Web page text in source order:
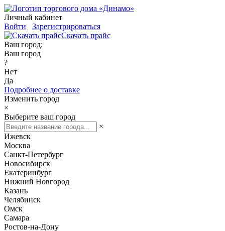
Личный кабинет
Войти
Зарегистрироваться
Скачать прайс
Ваш город:
Ваш город
?
Нет
Да
Подробнее о доставке
Изменить город
×
Выберите ваш город
×
Ижевск
Москва
Санкт-Петербург
Новосибирск
Екатеринбург
Нижний Новгород
Казань
Челябинск
Омск
Самара
Ростов-на-Дону